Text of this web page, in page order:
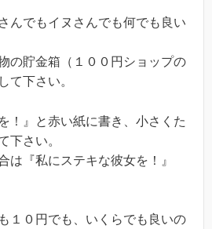
んでもイヌさんでも何でも良い
の貯金箱（１００円ショップの
て下さい。
！』と赤い紙に書き、小さくた
下さい。
は『私にステキな彼女を！』
１０円でも、いくらでも良いの